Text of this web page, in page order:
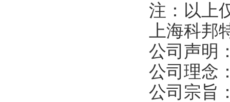
注：以上
上海科邦
公司声明
公司理念
公司宗旨